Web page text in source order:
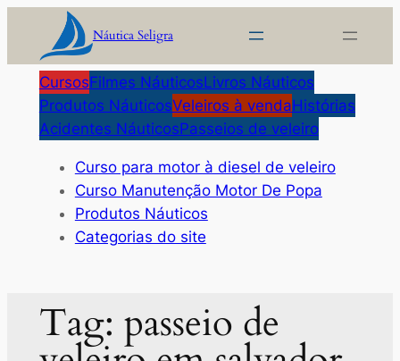
o
conteúdo
Náutica Seligra
CursosFilmes NáuticosLivros Náuticos
Produtos NáuticosVeleiros à vendaHistórias
Acidentes NáuticosPasseios de veleiro
Curso para motor à diesel de veleiro
Curso Manutenção Motor De Popa
Produtos Náuticos
Categorias do site
Tag: passeio de